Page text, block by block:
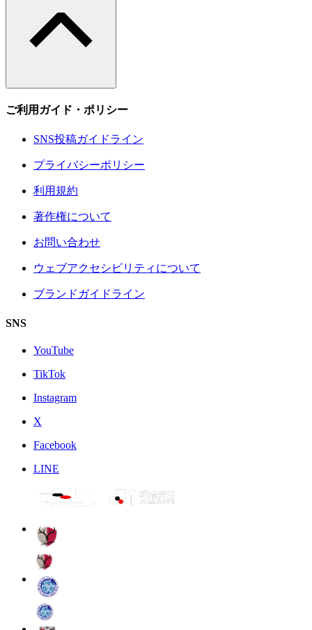
ご利用ガイド・ポリシー
SNS投稿ガイドライン
プライバシーポリシー
利用規約
著作権について
お問い合わせ
ウェブアクセシビリティについて
ブランドガイドライン
SNS
YouTube
TikTok
Instagram
X
Facebook
LINE